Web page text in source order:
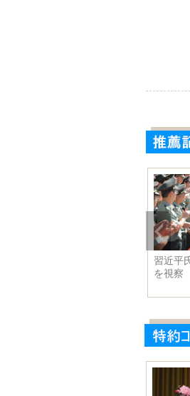
習近平
を視察